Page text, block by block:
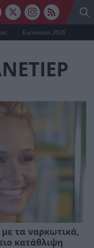
Eurovision 2026
τα ναρκωτικά,
κατάθλιψη